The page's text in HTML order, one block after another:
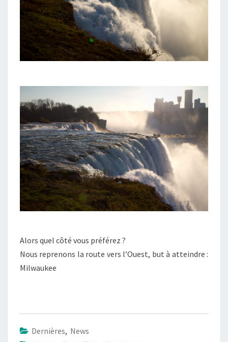
Alors quel côté vous préférez ?
Nous reprenons la route vers l’Ouest, but à atteindre :
Milwaukee
Dernières, News